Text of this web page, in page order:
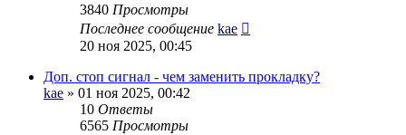
3840 Просмотры
Последнее сообщение kae
20 ноя 2025, 00:45
Доп. стоп сигнал - чем заменить прокладку?
kae » 01 ноя 2025, 00:42
10 Ответы
6565 Просмотры